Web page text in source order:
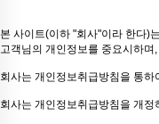
본 사이트(이하 "회사"이라 한다)는
고객님의 개인정보를 중요시하
회사는 개인정보취급방침을 통
회사는 개인정보취급방침을 개